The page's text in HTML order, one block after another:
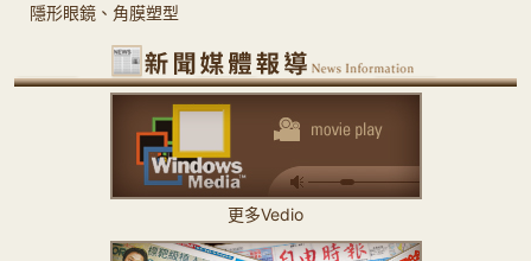
隱形眼鏡、角膜塑型
更多Vedio